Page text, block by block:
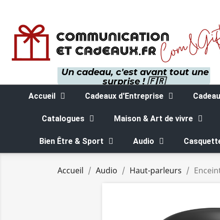
Un cadeau, c'est avant tout une
surprise ! 🇫🇷
Accueil Cadeaux d'Entreprise
Catalogues Maison & Art de vivre
Bien Être & Sport Audio
Accueil Audio Haut-parleurs